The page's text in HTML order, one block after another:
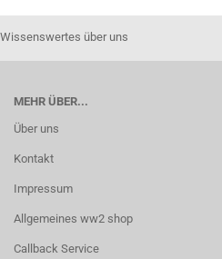
Wissenswertes über uns
MEHR ÜBER...
Über uns
Kontakt
Impressum
Allgemeines ww2 shop
Callback Service